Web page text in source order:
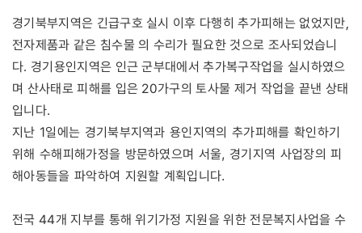
경기북부지역은 긴급구호 실시 이후 다행히 추가피해는 없었지만,
전자제품과 같은 침수물 의 수리가 필요한 것으로 조사되었습니
다. 경기용인지역은 인근 군부대에서 추가복구작업을 실시하였으
며 산사태로 피해를 입은 20가구의 토사물 제거 작업을 끝낸 상태
입니다.
지난 1일에는 경기북부지역과 용인지역의 추가피해를 확인하기
위해 수해피해가정을 방문하였으며 서울, 경기지역 사업장의 피
해아동들을 파악하여 지원할 계획입니다.
전국 44개 지부를 통해 위기가정 지원을 위한 전문복지사업을 수